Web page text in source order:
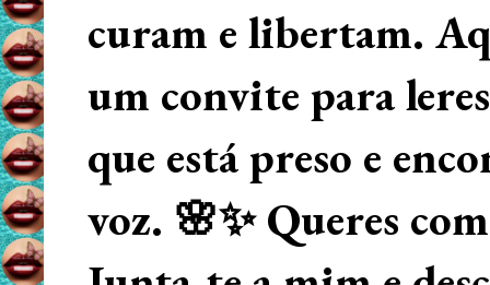
curam e libertam.
um convite para
que está preso e
voz. 🌸✨ Queres